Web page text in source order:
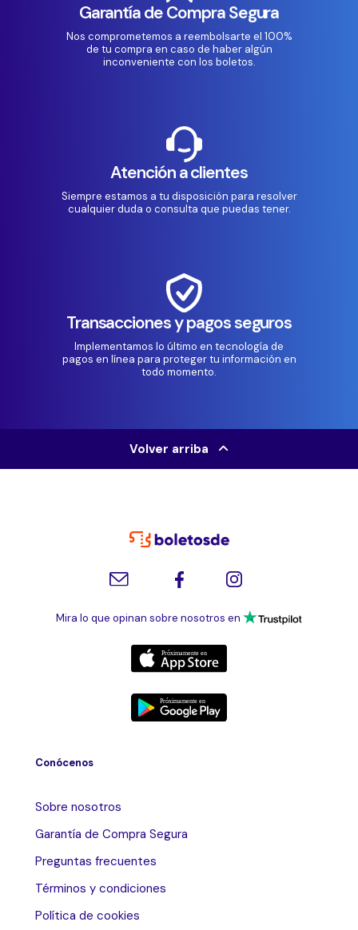
Garantía de Compra Segura
Nos comprometemos a reembolsarte el 100%
de tu compra en caso de haber algún
inconveniente con los boletos.
Atención a clientes
Siempre estamos a tu disposición para resolver
cualquier duda o consulta que puedas tener.
Transacciones y pagos seguros
Implementamos lo último en tecnología de
pagos en línea para proteger tu información en
todo momento.
Volver arriba
Mira lo que opinan sobre nosotros en
Conócenos
Sobre nosotros
Garantía de Compra Segura
Preguntas frecuentes
Términos y condiciones
Política de cookies